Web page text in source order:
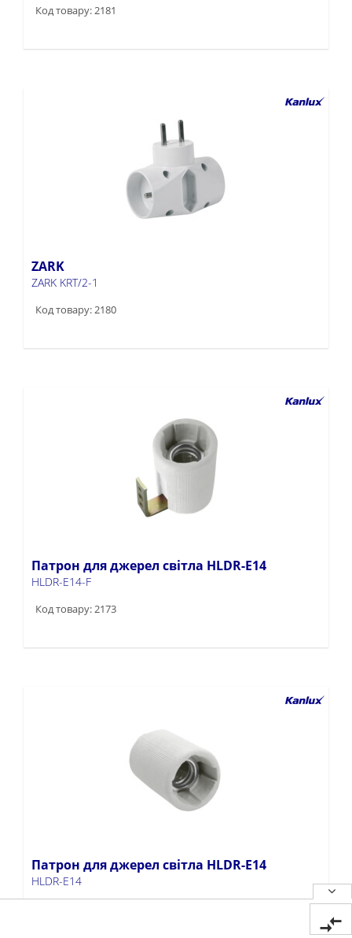
Код товару: 2181
ZARK
ZARK KRT/2-1
Код товару: 2180
Патрон для джерел світла HLDR-E14
HLDR-E14-F
Код товару: 2173
Патрон для джерел світла HLDR-E14
HLDR-E14